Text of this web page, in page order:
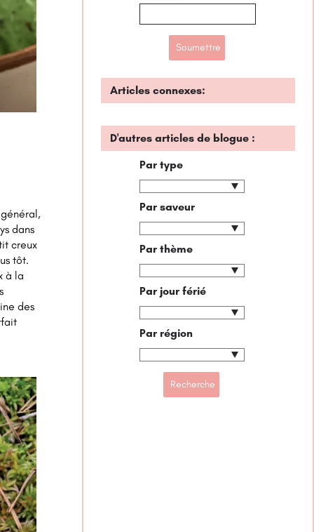
dans
creux
tôt.
à la
des
Articles connexes:
D'autres articles de blogue :
Par type
Par saveur
Par thème
Par jour férié
Par région